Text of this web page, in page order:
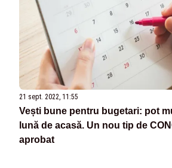
21 sept. 2022, 11:55
Vești bune pentru bugetari: pot
lună de acasă. Un nou tip de
aprobat